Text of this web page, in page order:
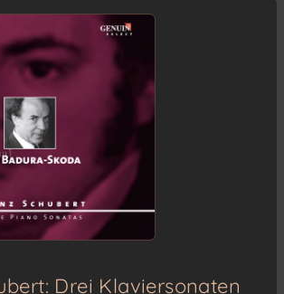
Drei Klaviersonaten